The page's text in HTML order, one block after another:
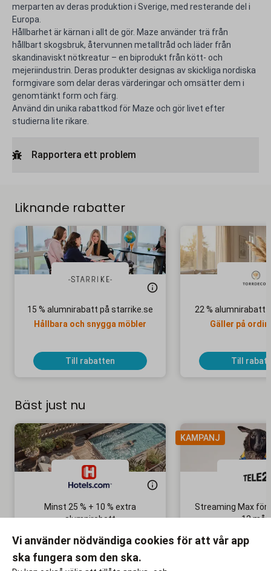
merparten av deras produktion i Sverige, med resterande del i
Europa.
Hållbarhet är kärnan i allt de gör. Maze använder trä från
hållbart skogsbruk, återvunnen metalltråd och läder från
skandinaviskt nötkreatur – en biprodukt från kött- och
mejeriindustrin. Deras produkter designas av skickliga nordiska
formgivare som delar deras värderingar och omsätter dem i
genomtänkt form och färg.
Använd din unika rabattkod för Maze och gör livet efter
studierna lite rikare.
Rapportera ett problem
Liknande rabatter
15 % alumnirabatt på starrike.se
Hållbara och snygga möbler
Till rabatten
22 % alumnirabatt
Gäller på
Till
Bäst just nu
Minst 25 % + 10 % extra
alumnirabatt
Till rabatten
KAMPANJ
Streaming Max för
12 mån
Ingen
Vi använder nödvändiga cookies för att vår app
ska fungera som den ska.